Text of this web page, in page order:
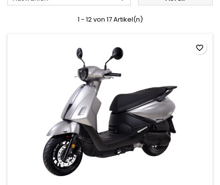
1 - 12 von 17 Artikel(n)
favorite_border